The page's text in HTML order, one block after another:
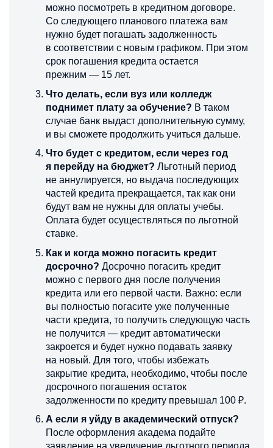
можно посмотреть в кредитном договоре.
Со следующего планового платежа вам
нужно будет погашать задолженность
в соответствии с новым графиком. При этом
срок погашения кредита остается
прежним — 15 лет.
Что делать, если вуз или колледж
поднимет плату за обучение? В таком
случае банк выдаст дополнительную сумму,
и вы сможете продолжить учиться дальше.
Что будет с кредитом, если через год
я перейду на бюджет? Льготный период
не аннулируется, но выдача последующих
частей кредита прекращается, так как они
будут вам не нужны для оплаты учебы.
Оплата будет осуществляться по льготной
ставке.
Как и когда можно погасить кредит
досрочно? Досрочно погасить кредит
можно с первого дня после получения
кредита или его первой части. Важно: если
вы полностью погасите уже полученные
части кредита, то получить следующую часть
не получится — кредит автоматически
закроется и будет нужно подавать заявку
на новый. Для того, чтобы избежать
закрытие кредита, необходимо, чтобы после
досрочного погашения остаток
задолженности по кредиту превышал 100 ₽.
А если я уйду в академический отпуск?
После оформления академа подайте
заявление на увеличение льготного периода